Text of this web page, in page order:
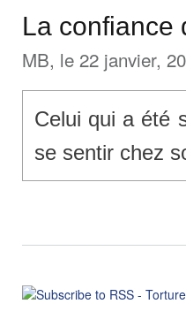
La confiance
MB, le 22 janvier,
Celui qui a été
se sentir chez